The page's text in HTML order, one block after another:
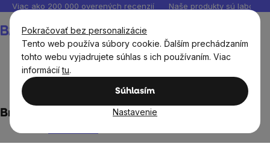
Pokračovať bez personalizácie
Tento web používa súbory cookie. Ďalším prechádzaním
tohto webu vyjadrujete súhlas s ich používaním. Viac
informáciítu.
Súhlasím
Nastavenie
Prejsť
obsah
Viac ako 200 000 overených recenzií Naše produkty sú
košík
Zero waste
BrainMarket Vak na chrbát
Priemerné